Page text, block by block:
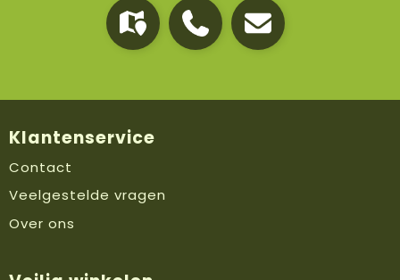
Klantenservice
Contact
Veelgestelde vragen
Over ons